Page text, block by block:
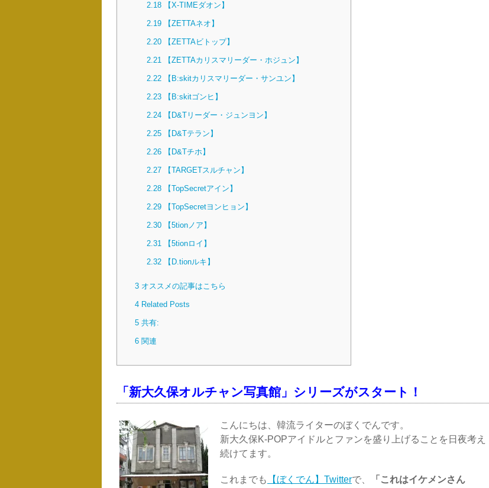
2.18【X-TIMEダオン】
2.19【ZETTAネオ】
2.20【ZETTAビトップ】
2.21【ZETTAカリスマリーダー・ホジュン】
2.22【B:skitカリスマリーダー・サンユン】
2.23【B:skitゴンヒ】
2.24【D&Tリーダー・ジュンヨン】
2.25【D&Tテラン】
2.26【D&Tチホ】
2.27【TARGETスルチャン】
2.28【TopSecretアイン】
2.29【TopSecretヨンヒョン】
2.30【5tionノア】
2.31【5tionロイ】
2.32【D.tionルキ】
3 オススメの記事はこちら
4 Related Posts
5 共有:
6 関連
「新大久保オルチャン写真館」シリーズがスタート！
こんにちは、韓流ライターのぼくでんです。
新大久保K-POPアイドルとファンを盛り上げることを日夜考え
続けてます。
これまでも 【ぼくでん】Twitterで、
「これはイケメンさん